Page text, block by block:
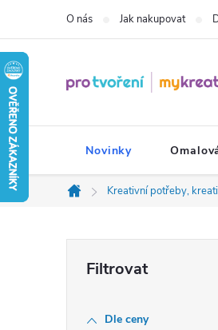
obsah
O nás Jak nakupovat
Novinky
Domů
Kreativní potřeby,
Dle ceny